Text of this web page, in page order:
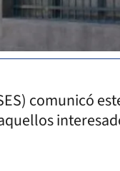
comunicó